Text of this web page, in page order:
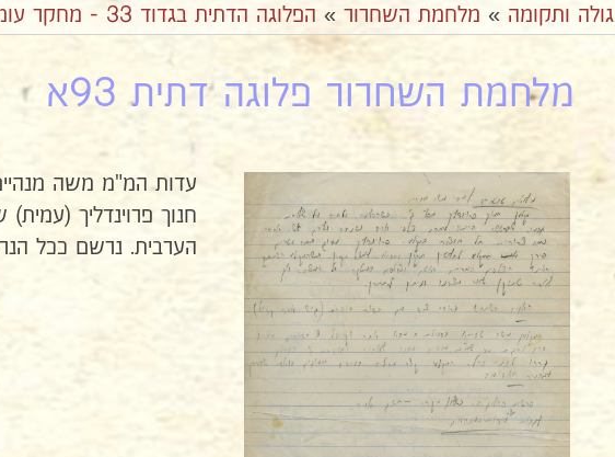
גולה ותקומה » מלחמת השחרור » הפלוגה הדתית בגדוד 33 - מחקר עומק
מלחמת השחרור פלוגה דתית 93א
עדות המ"מ משה
חנוך פרוינדליך
הערבית. נרשם ככל